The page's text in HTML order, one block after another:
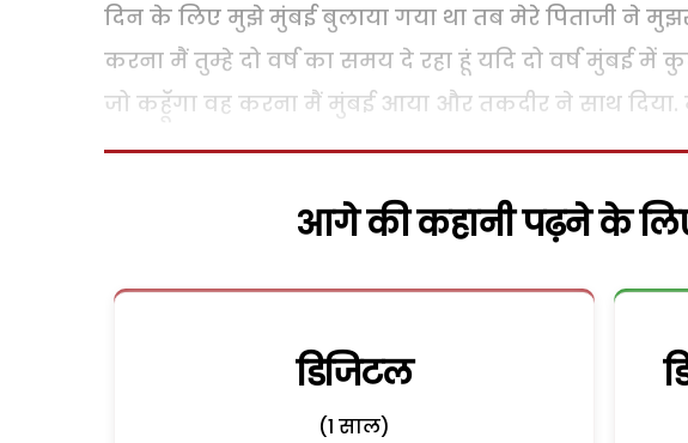
दिन के लिए मुझे मुंबई बुलाया गया था तब मेरे पिताजी ने
करना मैं तुम्हे दो वर्ष का समय दे रहा हूं यदि दो वर्ष मुंबई
जो कहॅूंगा वह करना मैं मुंबई आया और तकदीर ने साथ
आगे की कहानी पढ़ने के
डिजिटल
(1 साल)